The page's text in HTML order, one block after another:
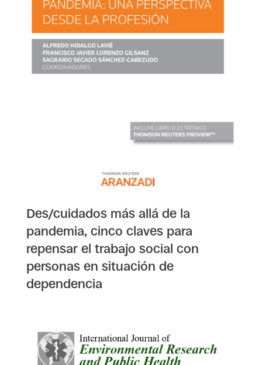
Des/cuidados más allá de la
pandemia, cinco claves para
repensar el trabajo social con
personas en situación de
dependencia